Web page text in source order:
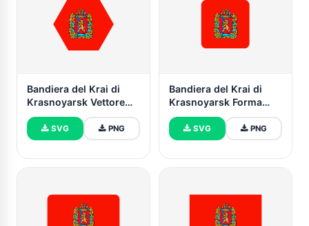
Bandiera del Krai di
Krasnoyarsk Vettore
Gratuito | SVG e PNG
SVG PNG
Bandiera del Krai di
Krasnoyarsk Forma
Quadrata Arrotondata
SVG PNG